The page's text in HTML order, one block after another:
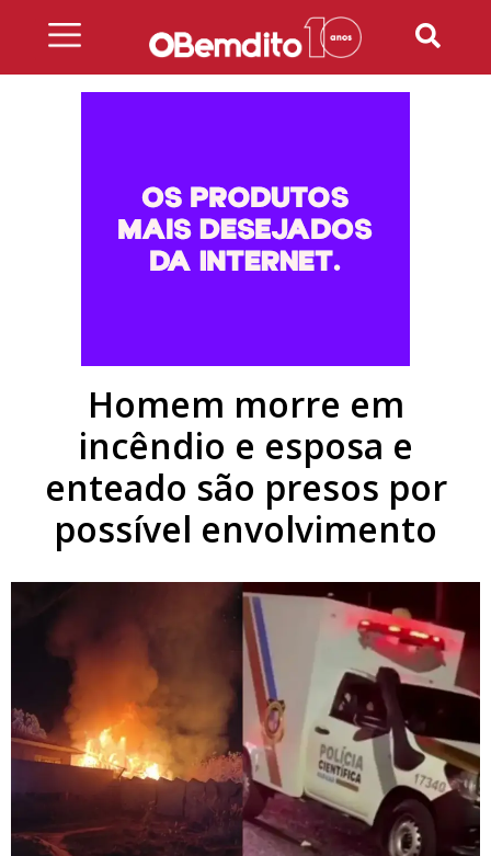
Homem morre em
incêndio e esposa e
enteado são presos por
possível envolvimento